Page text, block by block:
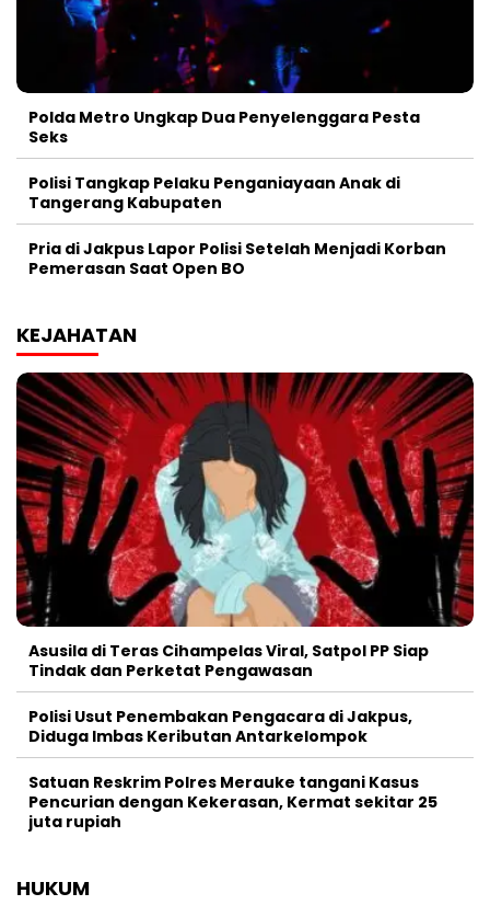
Polda Metro Ungkap Dua Penyelenggara Pesta
Seks
Polisi Tangkap Pelaku Penganiayaan Anak di
Tangerang Kabupaten
Pria di Jakpus Lapor Polisi Setelah Menjadi Korban
Pemerasan Saat Open BO
KEJAHATAN
Asusila di Teras Cihampelas Viral, Satpol PP Siap
Tindak dan Perketat Pengawasan
Polisi Usut Penembakan Pengacara di Jakpus,
Diduga Imbas Keributan Antarkelompok
Satuan Reskrim Polres Merauke tangani Kasus
Pencurian dengan Kekerasan, Kermat sekitar 25
juta rupiah
HUKUM